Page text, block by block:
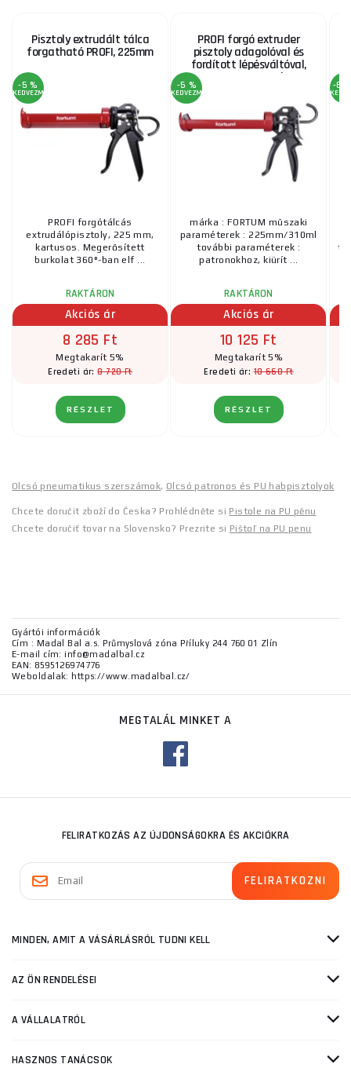
Pisztoly extrudált tálca
forgatható PROFI, 225mm
-5 %
KEDVEZMÉNY
PROFI forgótálcás
extrudálópisztoly, 225 mm,
kartusos. Megerősített
burkolat 360°-ban elf ...
RAKTÁRON
Akciós ár
8 285 Ft
Megtakarít 5%
Eredeti ár:8 720 Ft
RÉSZLET
PROFI forgó extruder
pisztoly adagolóval és
fordított lépésváltóval,
225mm/310ml
-5 %
KEDVEZMÉNY
márka : FORTUM műszaki
paraméterek : 225mm/310ml
további paraméterek :
patronokhoz, kiürít ...
RAKTÁRON
Akciós ár
10 125 Ft
Megtakarít 5%
Eredeti ár:10 660 Ft
RÉSZLET
-62
Olcsó pneumatikus szerszámok, Olcsó patronos és PU habpisztolyok
Chcete doručit zboží do Česka? Prohlédněte si Pistole na PU pěnu
Chcete doručiť tovar na Slovensko? Prezrite si Pištoľ na PU penu
Gyártói információk
Cím : Madal Bal a.s. Průmyslová zóna Příluky 244 760 01 Zlín
E-mail cím: info@madalbal.cz
EAN: 8595126974776
Weboldalak: https://www.madalbal.cz/
MEGTALÁL MINKET A
FELIRATKOZÁS AZ ÚJDONSÁGOKRA ÉS AKCIÓKRA
MINDEN, AMIT A VÁSÁRLÁSRÓL TUDNI KELL
AZ ÖN RENDELÉSEI
A VÁLLALATRÓL
HASZNOS TANÁCSOK